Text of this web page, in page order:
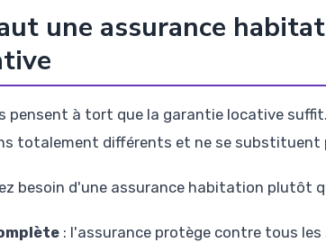
une assurance
pensent à tort que la garantie locative
totalement différents et ne se substituent
besoin d'une assurance habitation plutôt
: l'assurance protège contre tous